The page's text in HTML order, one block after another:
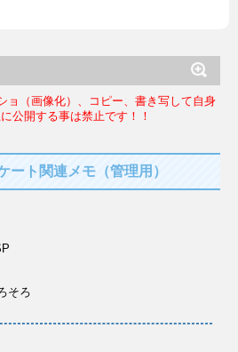
ョ（画像化）、コピー、書き写して自身
公開する事は禁止です！！
ート関連メモ（管理用）
そろ